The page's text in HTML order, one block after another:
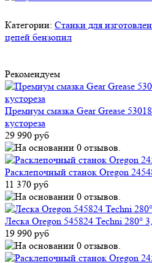
Категории: Станки для
цепей бензопил
Рекомендуем
Премиум смазка Gear Grease
кустореза
29 990 руб
Расклепочный станок Oregon
11 370 руб
Леска Oregon 545824 Techni 280°
19 990 руб